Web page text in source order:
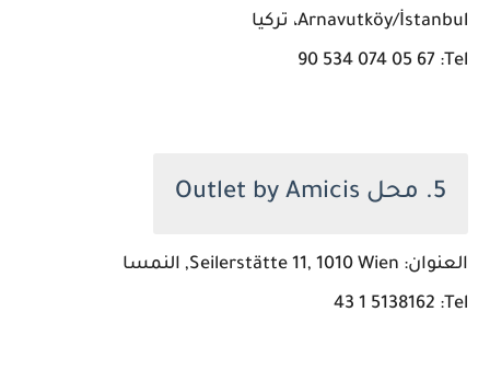
Arnavutköy/İstanbul، تركيا
Tel: ‏‪90 534 074 05 67‬‏
5. محل Outlet by Amicis
العنوان: Seilerstätte 11, 1010 Wien, النمسا
Tel: ‏‪43 1 5138162‬‏